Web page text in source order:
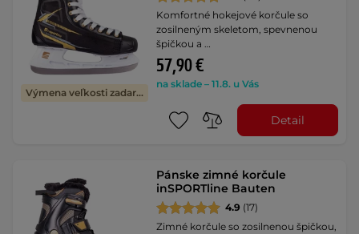
Výmena veľkosti zadarmo
Komfortné hokejové korčule so
zosilneným skeletom, spevnenou
špičkou a …
57,90 €
na sklade – 11.8. u Vás
Detail
Pánske zimné korčule
inSPORTline Bauten
4.9 (17)
Zimné korčule so zosilnenou špičkou,